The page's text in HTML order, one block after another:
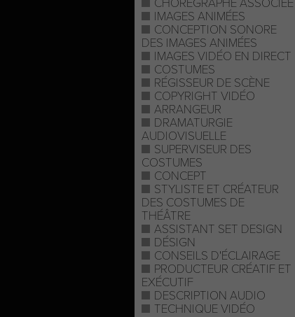
CHORÉGRAPHE ASSOCIÉE
IMAGES ANIMÉES
CONCEPTION SONORE
DES IMAGES ANIMÉES
IMAGES VIDÉO EN DIRECT
COSTUMES
RÉGISSEUR DE SCÈNE
COPYRIGHT VIDÉO
ARRANGEUR
DRAMATURGIE
AUDIOVISUELLE
SUPERVISEUR DES
COSTUMES
CONCEPT
STYLISTE ET CRÉATEUR
DES COSTUMES DE
THÉÂTRE
ASSISTANT SET DESIGN
DÉSIGN
CONSEILS D'ÉCLAIRAGE
PRODUCTEUR CRÉATIF ET
EXÉCUTIF
DESCRIPTION AUDIO
TECHNIQUE VIDÉO